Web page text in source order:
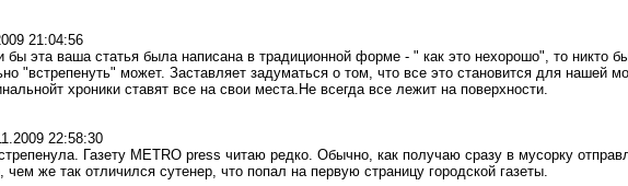
21:04:56
эта ваша статья была написана в традиционной форме - " как это нехорошо", то никто
"встрепенуть" может. Заставляет задуматься о том, что все это становится для нашей
хроники ставят все на свои места.Не всегда все лежит на поверхности.
22:58:30
Газету METRO press читаю редко. Обычно, как получаю сразу в мусорку
чем же так отличился сутенер, что попал на первую страницу городской газеты.